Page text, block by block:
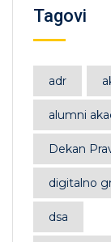
Tagovi
adr
alumni
Dekan
digitalno
dsa